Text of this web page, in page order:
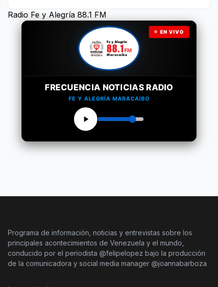
Radio Fe y Alegría 88.1 FM
EN VIVO
FRECUENCIA NOTICIAS RADIO
FE Y ALEGRÍA MARACAIBO
Programa de información, noticias y entrevistas sobre los
principales acontecimientos de Venezuela y el mundo,
conducido por el periodista @felipelopez bajo la producción
de la comunicadora y social media manager @joannabarboza